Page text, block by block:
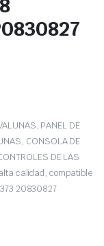
PANEL DE
CONSOLA DE
DE LAS
calidad, compatible
20830827